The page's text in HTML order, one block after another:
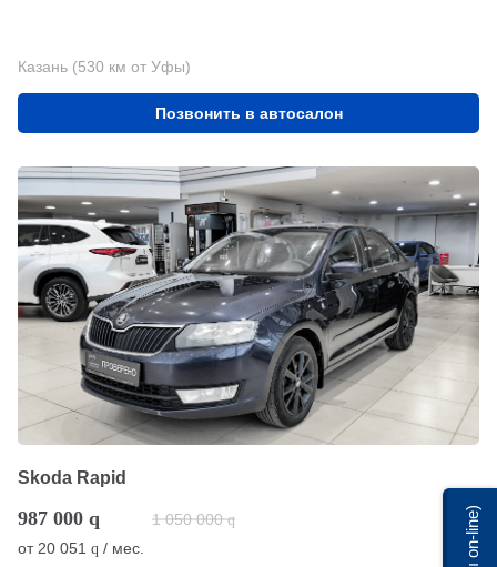
Казань (530 км от Уфы)
Позвонить в автосалон
Skoda Rapid
987 000 q 1 050 000 q
от 20 051 q / мес. Мы on-line)